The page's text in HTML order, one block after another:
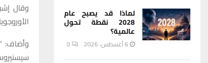
وقال
لماذا قد يصبح عام
2028 نقطة تحول
عالمية؟
6 أغسطس، 2026 0